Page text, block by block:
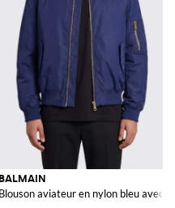
en coton avec finitions côtelées
BALMAIN
Blouson aviateur en nylon bleu avec